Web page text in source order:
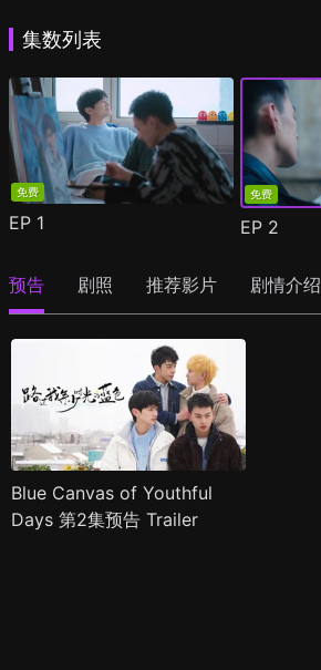
集数列表
免费
EP 1
免费
EP 2
预告 剧照 推荐影片 剧情介绍
Blue Canvas of Youthful
Days 第2集预告 Trailer